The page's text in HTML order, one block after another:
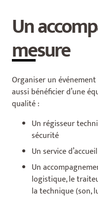
Un
mesure
Organiser un événement
aussi bénéficier d’une
qualité :
Un régisseur
sécurité
Un service
Un
logistique, le
la technique (son,